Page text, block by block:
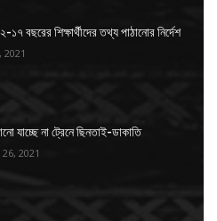
১৭ বছরের শিক্ষার্থীদের তথ্য পাঠানোর নির্দেশ
যাচ্ছে না ট্রেনে ছিনতাই-ডাকাতি
2021